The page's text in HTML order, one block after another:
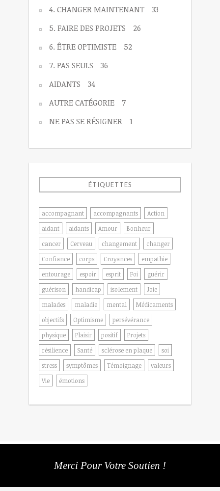
4. CHANGER MAINTENANT
33
5. FAIRE DES PROJETS
26
6. ÊTRE OPTIMISTE
52
7. PAS SEULS
36
AIDANTS
34
AUTRE CATÉGORIE
7
NE PAS SE RÉSIGNER
1
ÉTIQUETTES
accompagnant accompagnants
Action
aidant
aidants Amour
Bonheur
cancer
Cerveau changement
changer
Confiance
corps Croyances
empathie
entourage
espoir esprit Foi
guérir
guérison
handicap isolement
Joie
malades
maladie mental
Médicaments
objectifs
Optimisme
persévérance
physique
Plaisir positif
Projets
résilience
Santé sclérose en plaque
soi
stress
symptômes Témoignage
valeurs
Vie
émotions
Merci Pour Votre Soutien !